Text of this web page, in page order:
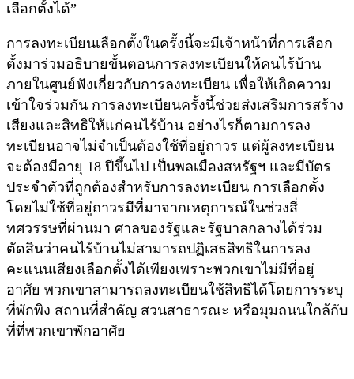
เลือกตั้งได้”
การลงทะเบียนเลือกตั้งในครั้งนี้จะมีเจ้าหน้าที่การเลือก
ตั้งมาร่วมอธิบายขั้นตอนการลงทะเบียนให้คนไร้บ้าน
ภายในศูนย์ฟังเกี่ยวกับการลงทะเบียน เพื่อให้เกิดความ
เข้าใจร่วมกัน การลงทะเบียนครั้งนี้ช่วยส่งเสริมการสร้าง
เสียงและสิทธิให้แก่คนไร้บ้าน อย่างไรก็ตามการลง
ทะเบียนอาจไม่จําเป็นต้องใช้ที่อยู่ถาวร แต่ผู้ลงทะเบียน
จะต้องมีอายุ 18 ปีขึ้นไป เป็นพลเมืองสหรัฐฯ และมีบัตร
ประจําตัวที่ถูกต้องสำหรับการลงทะเบียน การเลือกตั้ง
โดยไม่ใช้ที่อยู่ถาวรมีที่มาจากเหตุการณ์ในช่วงสี่
ทศวรรษที่ผ่านมา ศาลของรัฐและรัฐบาลกลางได้ร่วม
ตัดสินว่าคนไร้บ้านไม่สามารถปฏิเสธสิทธิในการลง
คะแนนเสียงเลือกตั้งได้เพียงเพราะพวกเขาไม่มีที่อยู่
อาศัย พวกเขาสามารถลงทะเบียนใช้สิทธิได้โดยการระบุ
ที่พักพิง สถานที่สําคัญ สวนสาธารณะ หรือมุมถนนใกล้กับ
ที่ที่พวกเขาพักอาศัย